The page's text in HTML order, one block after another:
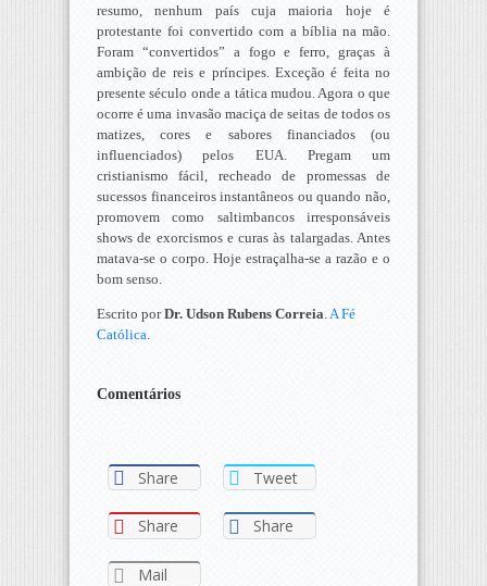
resumo, nenhum país cuja maioria hoje é
protestante foi convertido com a bíblia na mão.
Foram “convertidos” a fogo e ferro, graças à
ambição de reis e príncipes. Exceção é feita no
presente século onde a tática mudou. Agora o que
ocorre é uma invasão maciça de seitas de todos os
matizes, cores e sabores financiados (ou
influenciados) pelos EUA. Pregam um
cristianismo fácil, recheado de promessas de
sucessos financeiros instantâneos ou quando não,
promovem como saltimbancos irresponsáveis
shows de exorcismos e curas às talargadas. Antes
matava-se o corpo. Hoje estraçalha-se a razão e o
bom senso.
Escrito porDr. Udson Rubens Correia A Fé
Católica
Comentários
Share Tweet
Share Share
Mail